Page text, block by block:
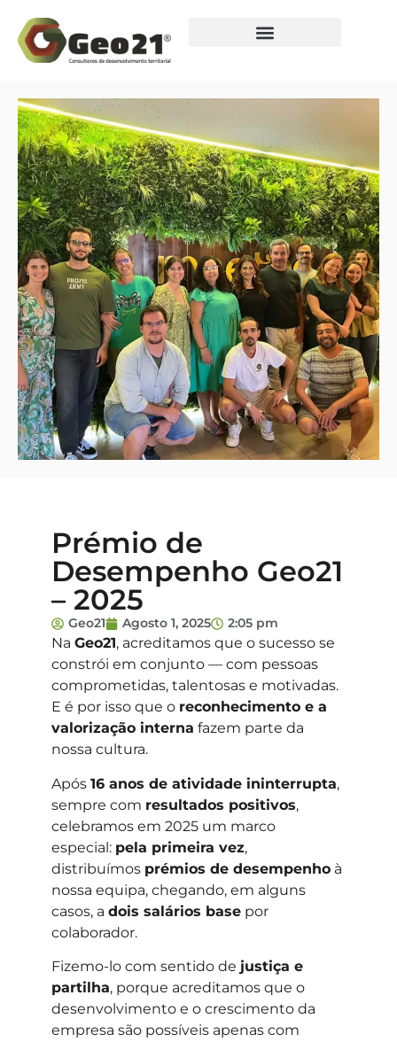
Prémio de
Desempenho Geo21
– 2025
Geo21 Agosto 1, 2025 2:05 pm
Na Geo21, acreditamos que o sucesso se
constrói em conjunto — com pessoas
comprometidas, talentosas e motivadas.
E é por isso que o reconhecimento e a
valorização interna fazem parte da
nossa cultura.
Após 16 anos de atividade ininterrupta,
sempre com resultados positivos,
celebramos em 2025 um marco
especial: pela primeira vez,
distribuímos prémios de desempenho à
nossa equipa, chegando, em alguns
casos, a dois salários base por
colaborador.
Fizemo-lo com sentido de justiça e
partilha, porque acreditamos que o
desenvolvimento e o crescimento da
empresa são possíveis apenas com